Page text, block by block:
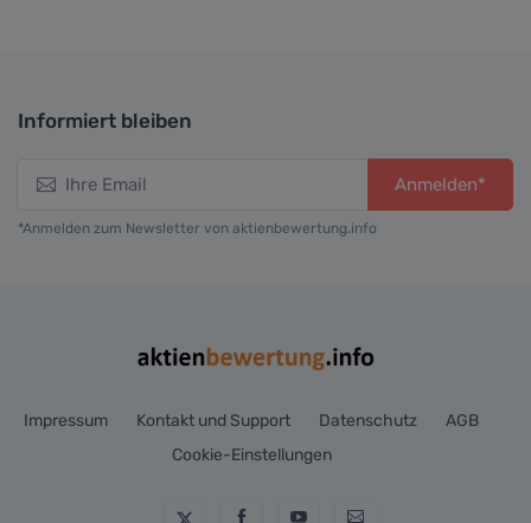
Informiert bleiben
Anmelden*
*Anmelden zum Newsletter von aktienbewertung.info
Impressum Kontakt und Support Datenschutz
AGB
Cookie-Einstellungen